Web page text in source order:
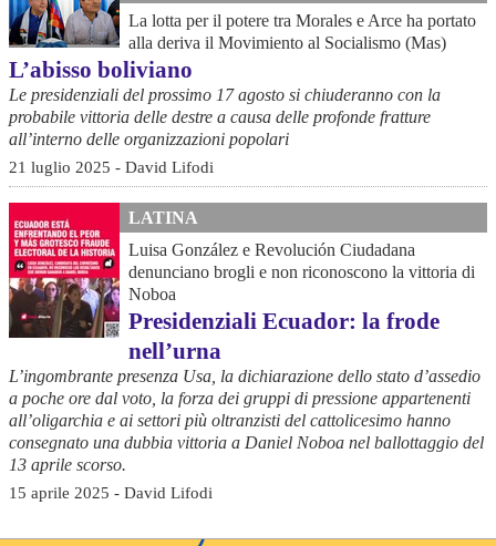
La lotta per il potere tra Morales e Arce ha portato
alla deriva il Movimiento al Socialismo (Mas)
L’abisso boliviano
Le presidenziali del prossimo 17 agosto si chiuderanno con la
probabile vittoria delle destre a causa delle profonde fratture
all’interno delle organizzazioni popolari
21 luglio 2025 - David Lifodi
LATINA
Luisa González e Revolución Ciudadana
denunciano brogli e non riconoscono la vittoria di
Noboa
Presidenziali Ecuador: la frode
nell’urna
L’ingombrante presenza Usa, la dichiarazione dello stato d’assedio
a poche ore dal voto, la forza dei gruppi di pressione appartenenti
all’oligarchia e ai settori più oltranzisti del cattolicesimo hanno
consegnato una dubbia vittoria a Daniel Noboa nel ballottaggio del
13 aprile scorso.
15 aprile 2025 - David Lifodi